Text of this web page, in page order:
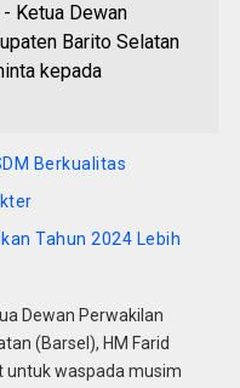
Ketua Dewan
Barito Selatan
kepada
Berkualitas
Tahun 2024 Lebih
Dewan Perwakilan
(Barsel), HM Farid
untuk waspada musim